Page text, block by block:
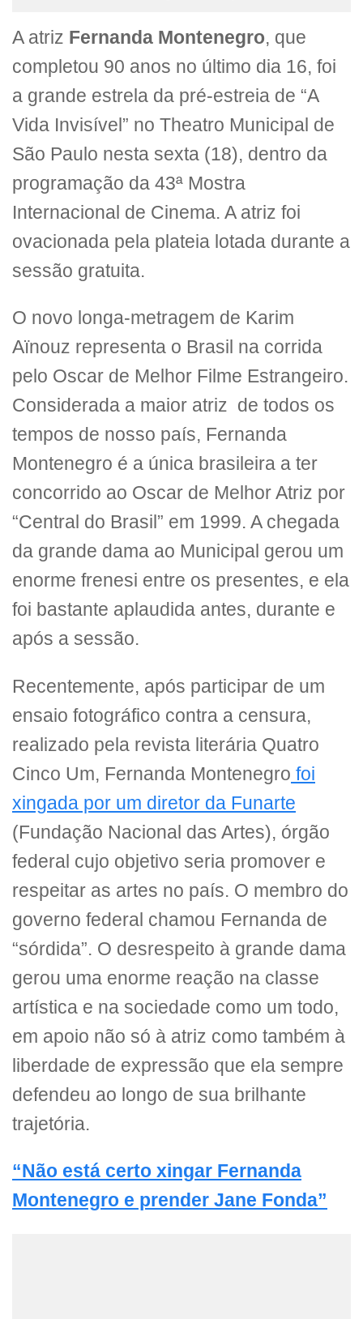
A atriz Fernanda Montenegro, que
completou 90 anos no último dia 16, foi
a grande estrela da pré-estreia de “A
Vida Invisível” no Theatro Municipal de
São Paulo nesta sexta (18), dentro da
programação da 43ª Mostra
Internacional de Cinema. A atriz foi
ovacionada pela plateia lotada durante a
sessão gratuita.
O novo longa-metragem de Karim
Aïnouz representa o Brasil na corrida
pelo Oscar de Melhor Filme Estrangeiro.
Considerada a maior atriz de todos os
tempos de nosso país, Fernanda
Montenegro é a única brasileira a ter
concorrido ao Oscar de Melhor Atriz por
“Central do Brasil” em 1999. A chegada
da grande dama ao Municipal gerou um
enorme frenesi entre os presentes, e ela
foi bastante aplaudida antes, durante e
após a sessão.
Recentemente, após participar de um
ensaio fotográfico contra a censura,
realizado pela revista literária Quatro
Cinco Um, Fernanda Montenegro foi
xingada por um diretor da Funarte
(Fundação Nacional das Artes), órgão
federal cujo objetivo seria promover e
respeitar as artes no país. O membro do
governo federal chamou Fernanda de
“sórdida”. O desrespeito à grande dama
gerou uma enorme reação na classe
artística e na sociedade como um todo,
em apoio não só à atriz como também à
liberdade de expressão que ela sempre
defendeu ao longo de sua brilhante
trajetória.
“Não está certo xingar Fernanda
Montenegro e prender Jane Fonda”